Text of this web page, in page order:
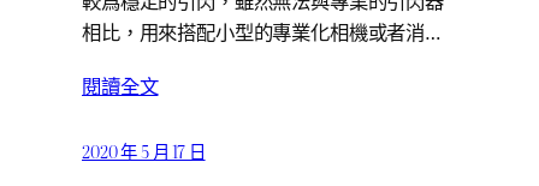
相比，用來搭配小型的專業化相機或者消…
閱讀全文
2020 年 5 月 17 日